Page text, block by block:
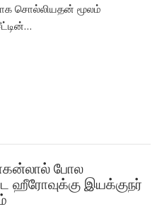
சொல்லியதன் மூலம்
போல
ஹீரோவுக்கு இயக்குநர்